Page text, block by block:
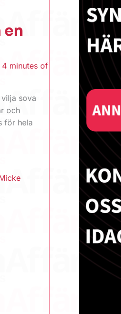
en
4 minutes of
sova
och
för hela